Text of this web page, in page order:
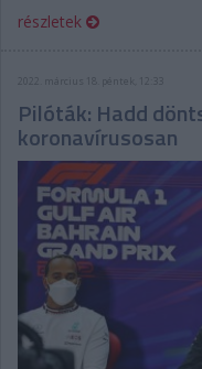
részletek
2022. március 18. péntek, 12:33
Pilóták: Hadd
koronavírusosan